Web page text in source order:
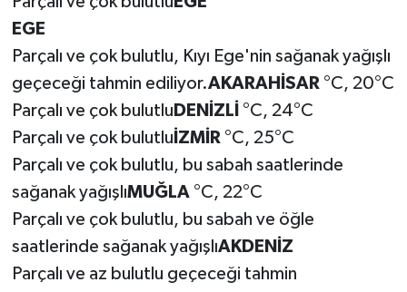
EGE
Parçalı ve çok bulutlu, Kıyı Ege'nin sağanak yağışlı
geçeceği tahmin ediliyor.AKARAHİSAR °C, 20°C
Parçalı ve çok bulutlu DENİZLİ °C, 24°C
Parçalı ve çok bulutlu İZMİR °C, 25°C
Parçalı ve çok bulutlu, bu sabah saatlerinde
sağanak yağışlıMUĞLA °C, 22°C
Parçalı ve çok bulutlu, bu sabah ve öğle
saatlerinde sağanak yağışlıAKDENİZ
Parçalı ve az bulutlu geçeceği tahmin